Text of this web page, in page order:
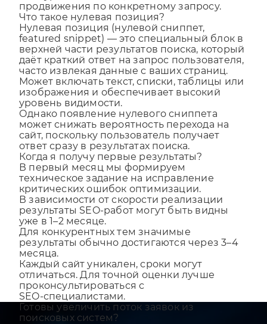
продвижения по конкретному запросу.
Что такое нулевая позиция?
Нулевая позиция (нулевой сниппет,
featured snippet) — это специальный блок в
верхней части результатов поиска, который
даёт краткий ответ на запрос пользователя,
часто извлекая данные с ваших страниц.
Может включать текст, списки, таблицы или
изображения и обеспечивает высокий
уровень видимости.
Однако появление нулевого сниппета
может снижать вероятность перехода на
сайт, поскольку пользователь получает
ответ сразу в результатах поиска.
Когда я получу первые результаты?
В первый месяц мы формируем
техническое задание на исправление
критических ошибок оптимизации.
В зависимости от скорости реализации
результаты SEO-работ могут быть видны
уже в 1–2 месяце.
Для конкурентных тем значимые
результаты обычно достигаются через 3–4
месяца.
Каждый сайт уникален, сроки могут
отличаться. Для точной оценки лучше
проконсультироваться с
SEO‑специалистами.
Готовы увеличить поток заявок из
поисковых систем?